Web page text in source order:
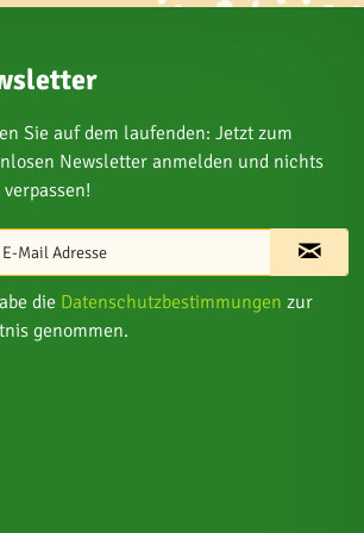
Sie auf dem laufenden: Jetzt zum
Newsletter anmelden und nichts
die Datenschutzbestimmungen zur
genommen.